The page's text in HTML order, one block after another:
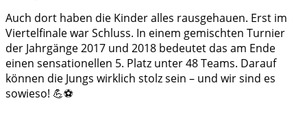
Auch dort haben die Kinder alles rausgehauen. Erst im
Viertelfinale war Schluss. In einem gemischten Turnier
der Jahrgänge 2017 und 2018 bedeutet das am Ende
einen sensationellen 5. Platz unter 48 Teams. Darauf
können die Jungs wirklich stolz sein – und wir sind es
sowieso! 💪⚽